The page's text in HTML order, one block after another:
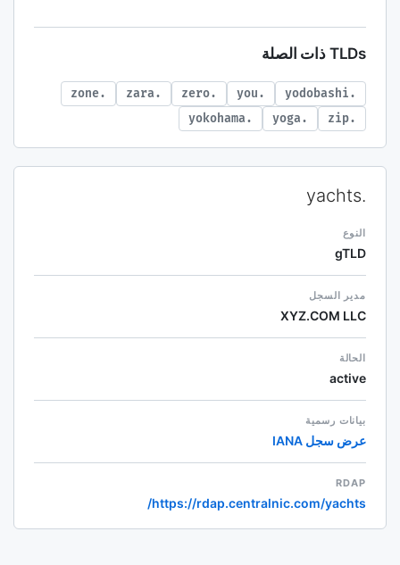
TLDs ذات الصلة
.yodobashi
.you
.zero
.zara
.zone
.zip
.yoga
.yokohama
.yachts
النوع
gTLD
مدير السجل
XYZ.COM LLC
الحالة
active
بيانات رسمية
عرض سجل IANA
RDAP
https://rdap.centralnic.com/yachts/